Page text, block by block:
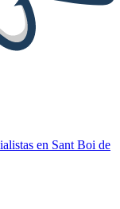
en Sant Boi de